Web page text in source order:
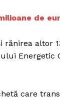
de
altor
Energetic
care